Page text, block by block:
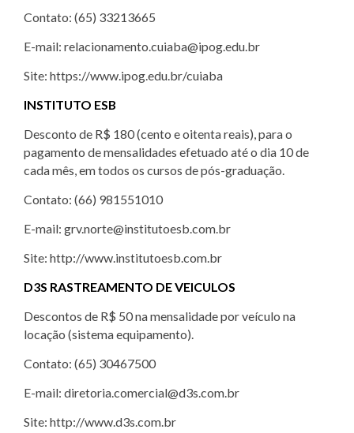
Contato: (65) 33213665
E-mail: relacionamento.cuiaba@ipog.edu.br
Site: https://www.ipog.edu.br/cuiaba
INSTITUTO ESB
Desconto de R$ 180 (cento e oitenta reais), para o
pagamento de mensalidades efetuado até o dia 10 de
cada mês, em todos os cursos de pós-graduação.
Contato: (66) 981551010
E-mail: grv.norte@institutoesb.com.br
Site: http://www.institutoesb.com.br
D3S RASTREAMENTO DE VEICULOS
Descontos de R$ 50 na mensalidade por veículo na
locação (sistema equipamento).
Contato: (65) 30467500
E-mail: diretoria.comercial@d3s.com.br
Site: http://www.d3s.com.br